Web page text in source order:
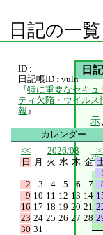
日記の一覧
日
示
示
ID :
日記帳ID : vuln
『特に重要なセキュ
ティ欠陥・ウイルス
報 』
カレンダー
<<
2026/08
日
月 火 水 木 金
1
2
3 4 5 6 7
9 10 11 12 13 14
16 17 18 19 20 21
23 24 25 26 27 28
30 31